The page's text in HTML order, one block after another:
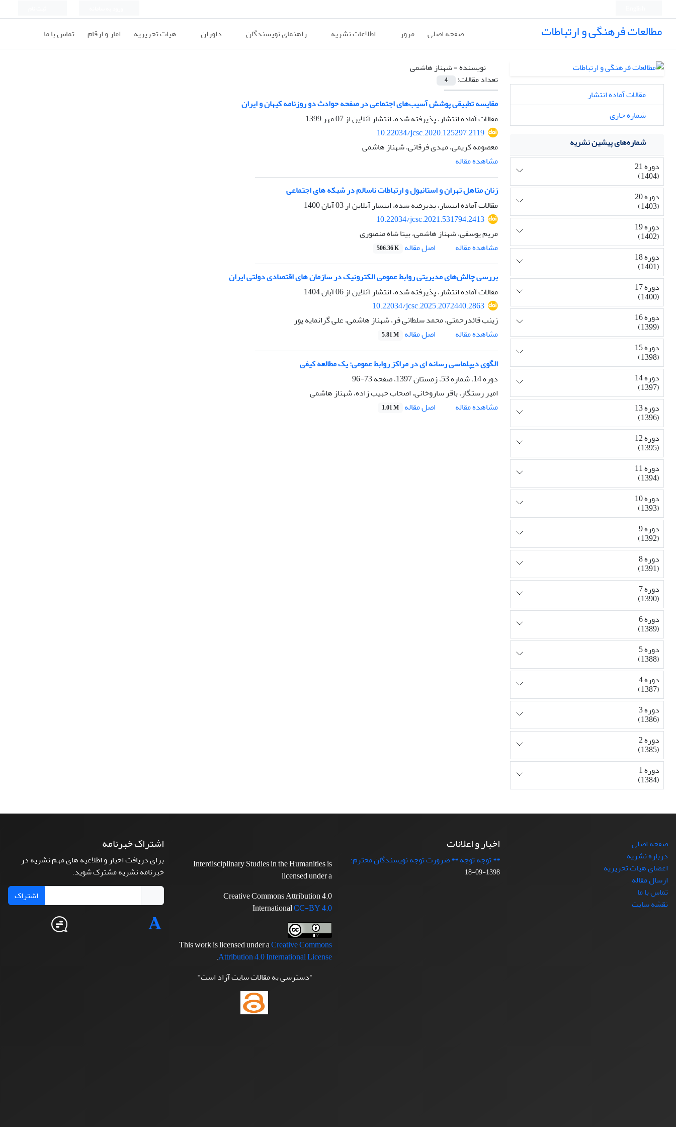
مطالعات فرهنگی و ارتباطات صفحه اصلی مرور اطلاعات نشریه راهنمای نویسندگان داوران هیات تحریریه امار و ارقام تماس با ما
نویسنده =شهناز هاشمی
تعداد مقالات:
4
مقایسه تطبیقی پوشش آسیب‌های اجتماعی در صفحه حوادث دو روزنامه کیهان و ایران
مقالات آماده انتشار، پذیرفته شده، انتشار آنلاین از07 مهر 1399
10.22034/jcsc.2020.125297.2119
معصومه کریمی، مهدی فرقانی، شهناز هاشمی
مشاهده مقاله
زنان متاهل تهران و استانبول و ارتباطات ناسالم در شبکه های اجتماعی
مقالات آماده انتشار، پذیرفته شده، انتشار آنلاین از03 آبان 1400
10.22034/jcsc.2021.531794.2413
مریم یوسفی، شهناز هاشمی، بیتا شاه منصوری
مشاهده مقاله
اصل مقاله 506.36 K
بررسی چالش‌های مدیریتی روابط عمومی الکترونیک در سازمان های اقتصادی دولتی ایران
مقالات آماده انتشار، پذیرفته شده، انتشار آنلاین از06 آبان 1404
10.22034/jcsc.2025.2072440.2863
زینب قائدرحمتی، محمد سلطانی فر، شهناز هاشمی، علی گرانمایه پور
مشاهده مقاله
اصل مقاله 5.81 M
الگوی دیپلماسی رسانه ای در مراکز روابط عمومی: یک مطالعه کیفی
دوره 14، شماره 53، زمستان 1397، صفحه
73-96
امیر رستگار، باقر ساروخانی، اصحاب حبیب زاده، شهناز هاشمی
مشاهده مقاله
اصل مقاله 1.01 M
مقالات آماده انتشار
شماره جاری
شماره‌های پیشین نشریه
دوره 21
(1404)
دوره 20
(1403)
دوره 19
(1402)
دوره 18
(1401)
دوره 17
(1400)
دوره 16
(1399)
دوره 15
(1398)
دوره 14
(1397)
دوره 13
(1396)
دوره 12
(1395)
دوره 11
(1394)
دوره 10
(1393)
دوره 9
(1392)
دوره 8
(1391)
دوره 7
(1390)
دوره 6
(1389)
دوره 5
(1388)
دوره 4
(1387)
دوره 3
(1386)
دوره 2
(1385)
دوره 1
(1384)
صفحه اصلی
درباره نشریه
اعضای هیات تحریریه
ارسال مقاله
تماس با ما
نقشه سایت
اخبار و اعلانات
** توجه توجه ** ضرورت توجه نویسندگان محترم:
1398-09-18
Interdisciplinary Studies in the Humanities is
licensed under a
Creative Commons Attribution 4.0
InternationalCC-BY 4.0
This work is licensed under aCreative Commons
Attribution 4.0 International License
.
"دسترسی به مقالات سایت آزاد است"
اشتراک خبرنامه
برای دریافت اخبار و اطلاعیه های مهم نشریه در
خبرنامه نشریه مشترک شوید.
اشتراک